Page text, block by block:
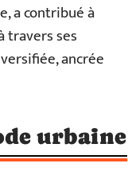
a contribué à
travers ses
ancrée
urbaine